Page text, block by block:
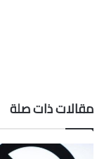
مقالات ذات صلة